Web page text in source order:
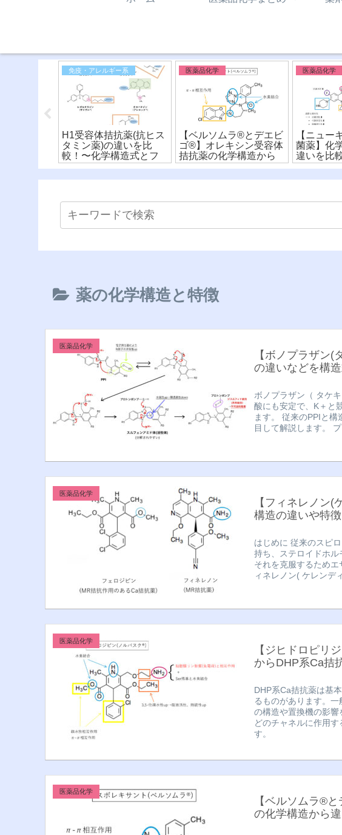
免疫・アレルギー系
H1受容体拮抗薬(抗ヒス
タミン薬)の違いを比
較！〜化学構造式とフ
ァーマコフォア〜(※有
医薬品化学
【ベルソムラ®︎とデエビ
ゴ®︎】オレキシン受容体
拮抗薬の化学構造から
違いを比較！
医薬品化学
【ニュー
菌薬】化
違いを比
構造活性
薬の化学構造と特徴
医薬品化学
【ボノプラザン
の違いなどを構
ボノプラザン（ タケ
酸にも安定で、K＋と
ます。 従来のPPIと構
目して解説します。
医薬品化学
【フィネレノン
構造の違いや特
はじめに 従来のスピ
持ち、ステロイドホル
それを克服するため
ィネレノン( ケレンデ
医薬品化学
【ジヒドロピリ
からDHP系Ca拮
DHP系Ca拮抗薬は基
るものがあります。
の構造や置換機の影
どのチャネルに作用
す。
医薬品化学
【ベルソムラ®︎
の化学構造から違